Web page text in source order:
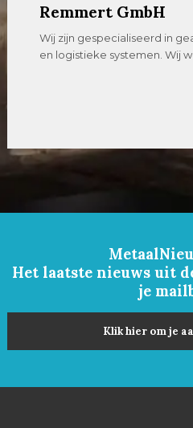
Remmert GmbH
Wij zijn gespecialiseerd in
en logistieke systemen. Wij
Het laatste nieuws uit
je
Klik hier om je